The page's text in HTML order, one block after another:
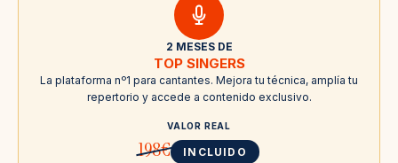
2 MESES DE
TOP SINGERS
La plataforma nº1 para cantantes. Mejora tu técnica, amplía tu
repertorio y accede a contenido exclusivo.
VALOR REAL
198€ INCLUIDO